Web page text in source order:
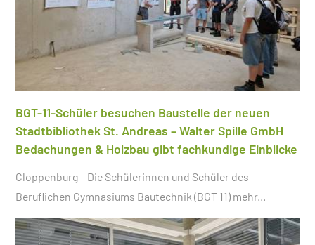
BGT-11-Schüler besuchen Baustelle der neuen
Stadtbibliothek St. Andreas – Walter Spille GmbH
Bedachungen & Holzbau gibt fachkundige Einblicke
Cloppenburg – Die Schülerinnen und Schüler des
Beruflichen Gymnasiums Bautechnik (BGT 11) mehr...